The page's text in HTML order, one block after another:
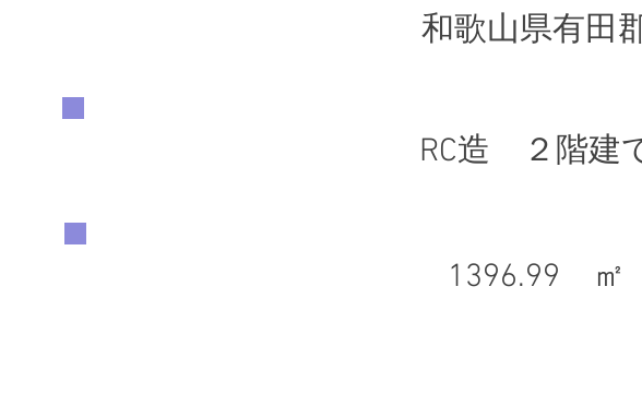
和歌山県有田
RC造 ２階建
1396.99 ㎡